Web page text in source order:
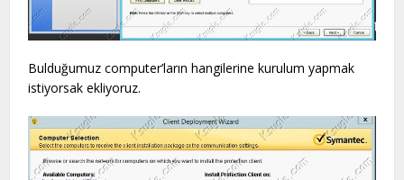
Bulduğumuz computer’ların hangilerine kurulum yapmak
istiyorsak ekliyoruz.